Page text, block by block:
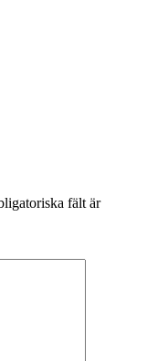
fält är